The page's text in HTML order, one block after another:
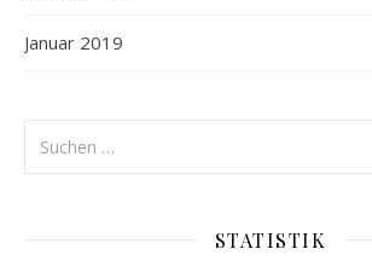
Januar 2019
STATISTIK